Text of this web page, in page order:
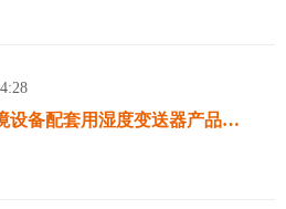
PTH40 探头型苛刻环境设备配套用湿度变送器产品说明